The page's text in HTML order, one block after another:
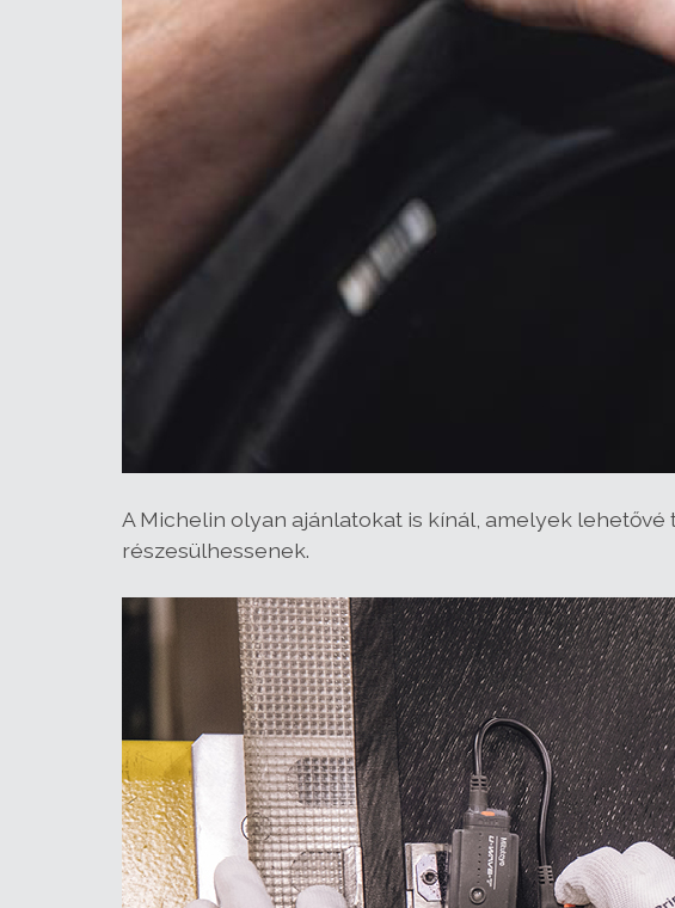
A Michelin olyan ajánlatokat is kínál, amelyek
részesülhessenek.